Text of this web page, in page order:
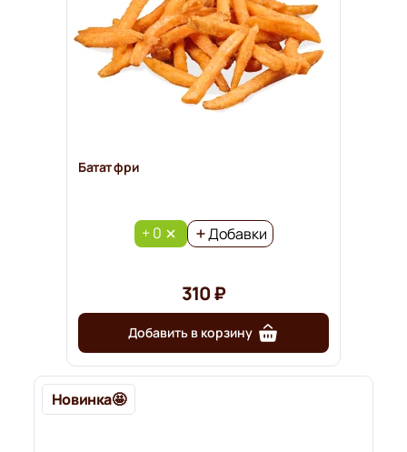
Батат фри
+ 0 Добавки
310 ₽
Добавить в корзину
Новинка🤩